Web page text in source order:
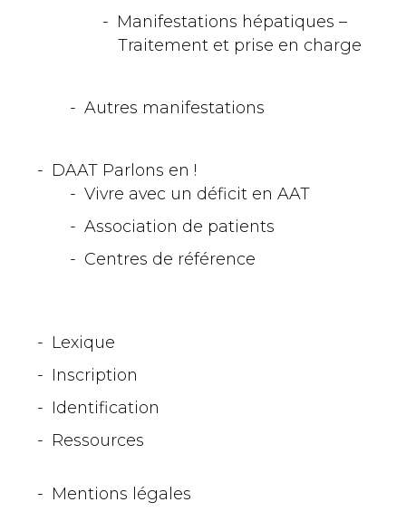
Manifestations hépatiques –
Traitement et prise en charge
Autres manifestations
DAAT Parlons en !
Vivre avec un déficit en AAT
Association de patients
Centres de référence
Lexique
Inscription
Identification
Ressources
Mentions légales